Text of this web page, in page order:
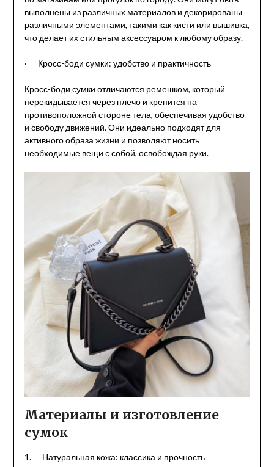
выполнены из различных материалов и декорированы
различными элементами, такими как кисти или вышивка,
что делает их стильным аксессуаром к любому образу.
· Кросс-боди сумки: удобство и практичность
Кросс-боди сумки отличаются ремешком, который
перекидывается через плечо и крепится на
противоположной стороне тела, обеспечивая удобство
и свободу движений. Они идеально подходят для
активного образа жизни и позволяют носить
необходимые вещи с собой, освобождая руки.
Материалы и изготовление
сумок
1. Натуральная кожа: классика и прочность